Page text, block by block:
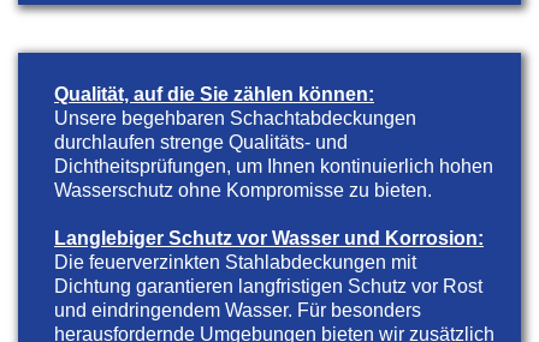
Qualität, auf die Sie zählen können:
Unsere begehbaren Schachtabdeckungen
durchlaufen strenge Qualitäts- und
Dichtheitsprüfungen, um Ihnen kontinuierlich hohen
Wasserschutz ohne Kompromisse zu bieten.
Langlebiger Schutz vor Wasser und Korrosion:
Die feuerverzinkten Stahlabdeckungen mit
Dichtung garantieren langfristigen Schutz vor Rost
und eindringendem Wasser. Für besonders
herausfordernde Umgebungen bieten wir zusätzlich